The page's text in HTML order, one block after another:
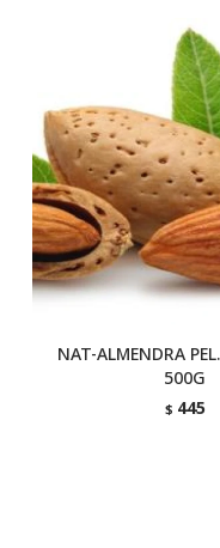
NAT-ALMENDRA
500G
$ 445